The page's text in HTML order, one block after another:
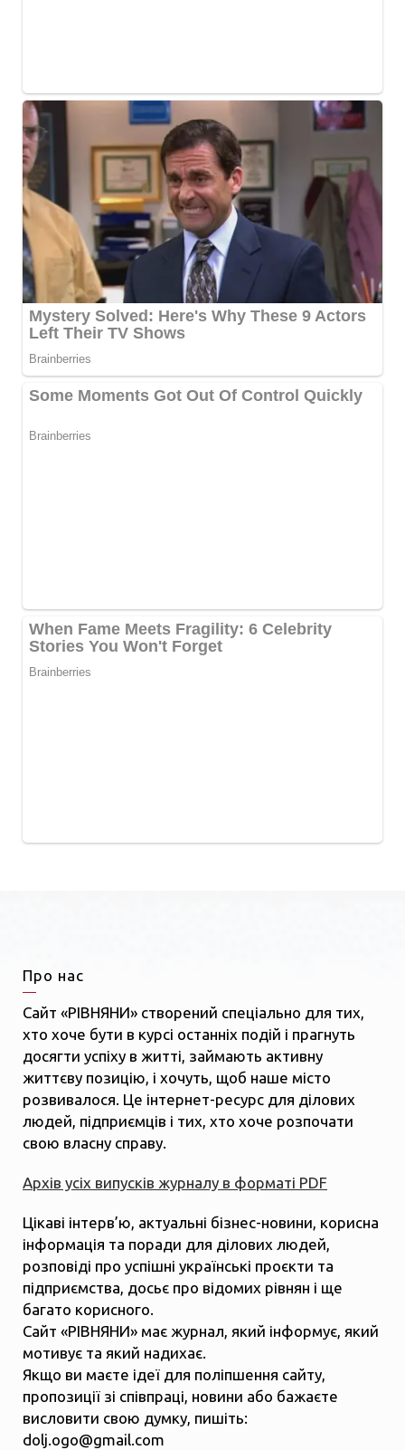
Про нас
Сайт «РІВНЯНИ» створений спеціально для тих,
хто хоче бути в курсі останніх подій і прагнуть
досягти успіху в житті, займають активну
життєву позицію, і хочуть, щоб наше місто
розвивалося. Це інтернет-ресурс для ділових
людей, підприємців і тих, хто хоче розпочати
свою власну справу.
Архів усіх випусків журналу в форматі PDF
Цікаві інтерв’ю, актуальні бізнес-новини, корисна
інформація та поради для ділових людей,
розповіді про успішні українські проєкти та
підприємства, досьє про відомих рівнян і ще
багато корисного.
Сайт «РІВНЯНИ» має журнал, який інформує, який
мотивує та який надихає.
Якщо ви маєте ідеї для поліпшення сайту,
пропозиції зі співпраці, новини або бажаєте
висловити свою думку, пишіть:
dolj.ogo@gmail.com